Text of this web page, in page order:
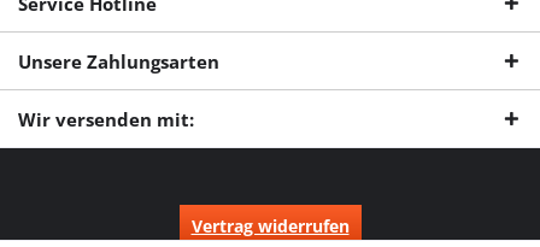
Unsere Zahlungsarten
Wir versenden mit:
Vertrag widerrufen